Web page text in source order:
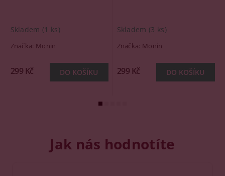
Skladem (1 ks)
Značka: Monin
299 Kč
Skladem (3 ks)
Značka: Monin
299 Kč
Jak nás hodnotíte